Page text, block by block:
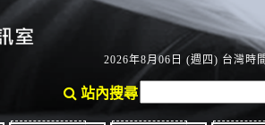
2026年8月06日 (週四) 台灣時
站內搜尋